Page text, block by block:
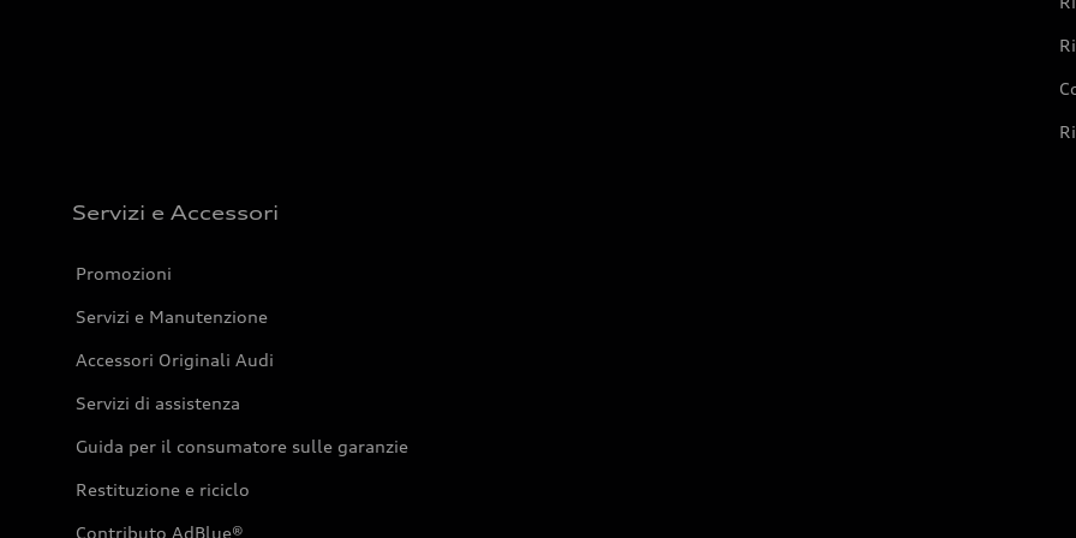
Servizi e Accessori
Promozioni
Servizi e Manutenzione
Accessori Originali Audi
Servizi di assistenza
Guida per il consumatore sulle garanzie
Restituzione e riciclo
Contributo AdBlue®